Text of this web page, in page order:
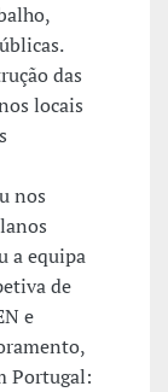
das
locais
nos
a equipa
de
e
Portugal: